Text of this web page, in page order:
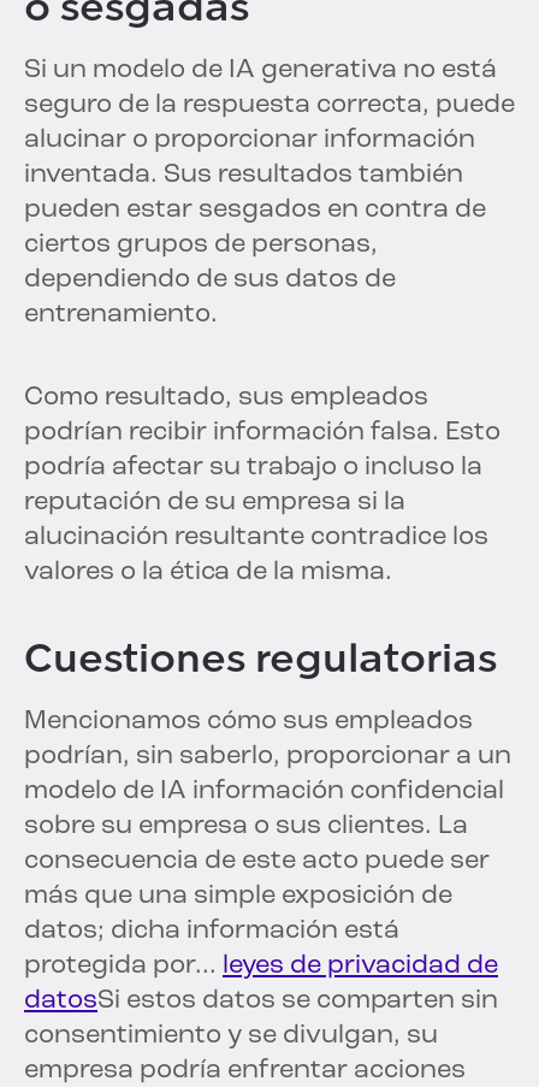
Si un modelo de IA generativa no está
seguro de la respuesta correcta, puede
alucinar o proporcionar información
inventada. Sus resultados también
pueden estar sesgados en contra de
ciertos grupos de personas,
dependiendo de sus datos de
entrenamiento.
Como resultado, sus empleados
podrían recibir información falsa. Esto
podría afectar su trabajo o incluso la
reputación de su empresa si la
alucinación resultante contradice los
valores o la ética de la misma.
Cuestiones regulatorias
Mencionamos cómo sus empleados
podrían, sin saberlo, proporcionar a un
modelo de IA información confidencial
sobre su empresa o sus clientes. La
consecuencia de este acto puede ser
más que una simple exposición de
datos; dicha información está
protegida por... leyes de privacidad de
datosSi estos datos se comparten sin
consentimiento y se divulgan, su
empresa podría enfrentar acciones